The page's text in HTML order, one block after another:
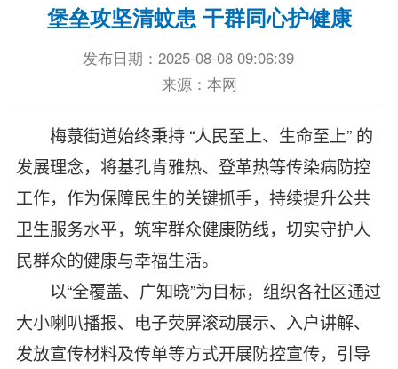
堡垒攻坚清蚊患 干群同心护健康
发布日期：2025-08-08 09:06:39
来源：本网
梅菉街道始终秉持 “人民至上、生命至上” 的
发展理念，将基孔肯雅热、登革热等传染病防控
工作，作为保障民生的关键抓手，持续提升公共
卫生服务水平，筑牢群众健康防线，切实守护人
民群众的健康与幸福生活。
以“全覆盖、广知晓”为目标，组织各社区通过
大小喇叭播报、电子荧屏滚动展示、入户讲解、
发放宣传材料及传单等方式开展防控宣传，引导